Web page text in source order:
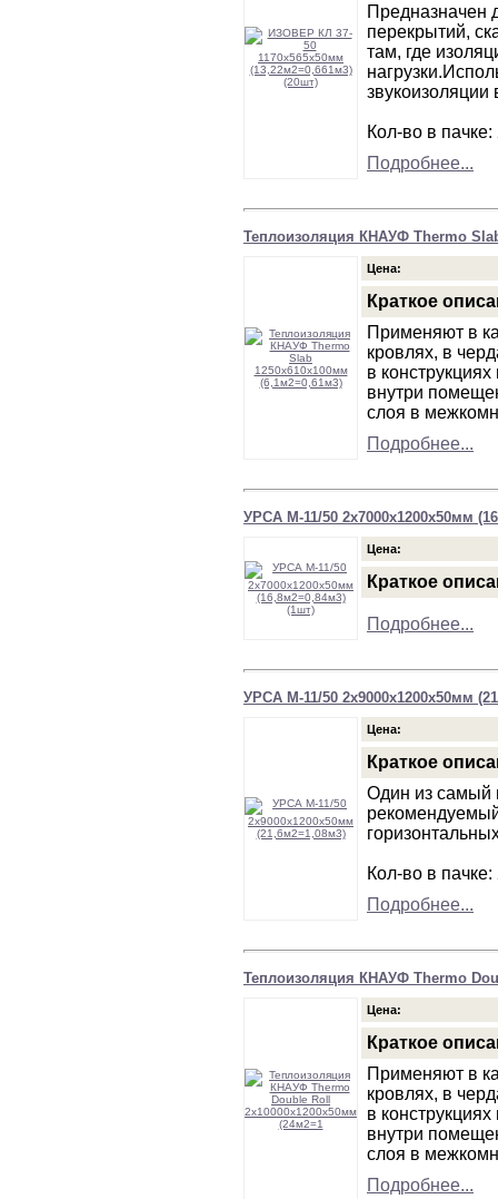
Предназначен
перекрытий,
там, где
звукоизоляции
Кол-во в пачке:
Подробнее...
Теплоизоляция КНАУФ Thermo
Цена:
Краткое
Применяют в
кровлях, в
в
внутри
слоя в
Подробнее...
УРСА М-11/50 2х7000х1200х50мм
Цена:
Краткое
Подробнее...
УРСА М-11/50 2х9000х1200х50мм
Цена:
Краткое
Один из самый
Кол-во в
Подробнее...
Теплоизоляция КНАУФ Thermo
Цена:
Краткое
Применяют в
кровлях, в
в
внутри
слоя в
Подробнее...